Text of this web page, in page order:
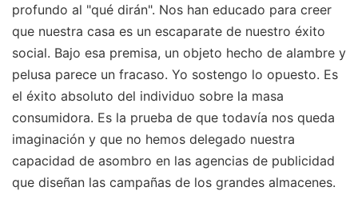
profundo al "qué dirán". Nos han educado para creer
que nuestra casa es un escaparate de nuestro éxito
social. Bajo esa premisa, un objeto hecho de alambre y
pelusa parece un fracaso. Yo sostengo lo opuesto. Es
el éxito absoluto del individuo sobre la masa
consumidora. Es la prueba de que todavía nos queda
imaginación y que no hemos delegado nuestra
capacidad de asombro en las agencias de publicidad
que diseñan las campañas de los grandes almacenes.